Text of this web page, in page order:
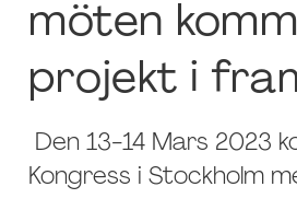
möten
projekt i
Den 13-14 Mars 2023
Kongress i Stockholm